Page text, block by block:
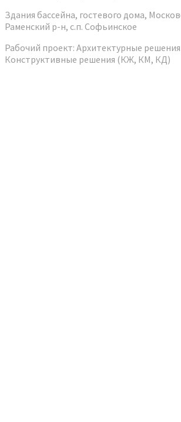
Здания бассейна, гостевого дома,
Раменский р-н, с.п. Софьинское
Рабочий проект: Архитектурные
Конструктивные решения (КЖ, КМ, КД)